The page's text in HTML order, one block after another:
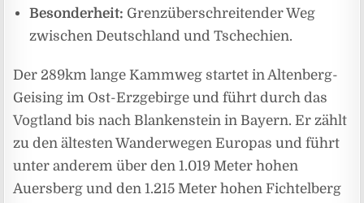
Besonderheit: Grenzüberschreitender Weg
zwischen Deutschland und Tschechien.
Der 289km lange Kammweg startet in Altenberg-
Geising im Ost-Erzgebirge und führt durch das
Vogtland bis nach Blankenstein in Bayern. Er zählt
zu den ältesten Wanderwegen Europas und führt
unter anderem über den 1.019 Meter hohen
Auersberg und den 1.215 Meter hohen Fichtelberg